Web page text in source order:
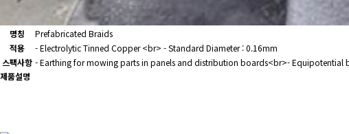
명칭
Prefabricated Braids
적용
- Electrolytic Tinned Copper <br> - Standard Diameter : 0.16mm
스팩사항 - Earthing for mowing parts in panels and distribution boards<br>- Equipotential
제품설명